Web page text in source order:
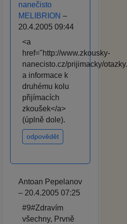
nanečisto
MELIBRION –
20.4.2005 09:44
<a
href="http://www.zkousky-
nanecisto.cz/prijimacky/
a informace k
druhému kolu
přijímacích
zkoušek</a>
(úplně dole).
odpovědět
Antoan Pepelanov
– 20.4.2005 07:25
#9#Zdravím
všechny, Prvně